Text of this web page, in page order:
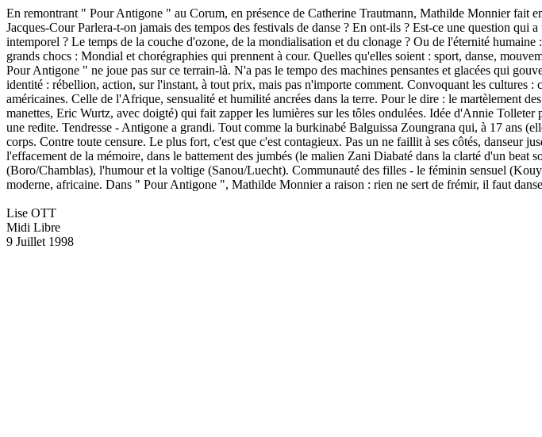
En remontrant " Pour Antigone " au Corum, en présence de Catherine Trautmann, Mathilde Monnier fait
Jacques-Cour Parlera-t-on jamais des tempos des festivals de danse ? En ont-ils ? Est-ce une question
intemporel ? Le temps de la couche d'ozone, de la mondialisation et du clonage ? Ou de l'éternité
grands chocs : Mondial et chorégraphies qui prennent à cour. Quelles qu'elles soient : sport, danse,
Pour Antigone " ne joue pas sur ce terrain-là. N'a pas le tempo des machines pensantes et glacées qui
identité : rébellion, action, sur l'instant, à tout prix, mais pas n'importe comment. Convoquant les cultures :
américaines. Celle de l'Afrique, sensualité et humilité ancrées dans la terre. Pour le dire : le martèlement
manettes, Eric Wurtz, avec doigté) qui fait zapper les lumières sur les tôles ondulées. Idée d'Annie
une redite. Tendresse - Antigone a grandi. Tout comme la burkinabé Balguissa Zoungrana qui, à 17 ans
corps. Contre toute censure. Le plus fort, c'est que c'est contagieux. Pas un ne faillit à ses côtés, danseur
l'effacement de la mémoire, dans le battement des jumbés (le malien Zani Diabaté dans la clarté d'un
(Boro/Chamblas), l'humour et la voltige (Sanou/Luecht). Communauté des filles - le féminin sensuel
moderne, africaine. Dans " Pour Antigone ", Mathilde Monnier a raison : rien ne sert de frémir, il faut
Lise OTT
Midi Libre
9 Juillet 1998